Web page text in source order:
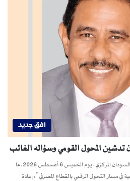
افق جديد
تدشين المحول القومي وسؤاله الغائب
بقلم : عمر سيد احمد المناسبة دشّن بنك السودان المركزي، يوم الخميس 6 أغسطس 2026، ما
في مسار التحول الرقمي بالقطاع المصرفي”: إعادة